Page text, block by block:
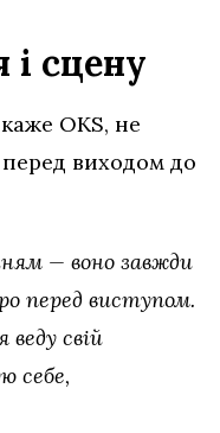
сцену
OKS, не
виходом до
— воно завжди
перед виступом.
свій
себе,